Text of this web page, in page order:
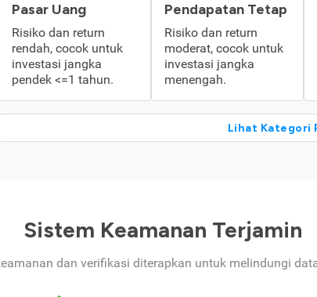
Pasar Uang
Risiko dan return
rendah, cocok untuk
investasi jangka
pendek <=1 tahun.
Pendapatan Tetap
Risiko dan return
moderat, cocok untuk
investasi jangka
menengah.
Lihat Kategori
Sistem Keamanan Terjamin
dan verifikasi diterapkan untuk melindungi